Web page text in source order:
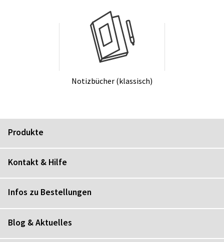
No­tiz­bü­cher (klas­sisch)
Produkte
Kontakt & Hilfe
Infos zu Bestellungen
Blog & Aktuelles